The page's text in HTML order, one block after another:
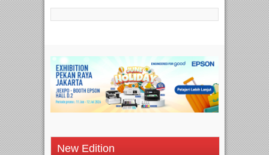
New Edition